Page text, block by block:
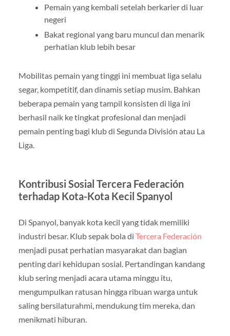
Pemain yang kembali setelah berkarier di luar
negeri
Bakat regional yang baru muncul dan menarik
perhatian klub lebih besar
Mobilitas pemain yang tinggi ini membuat liga selalu
segar, kompetitif, dan dinamis setiap musim. Bahkan
beberapa pemain yang tampil konsisten di liga ini
berhasil naik ke tingkat profesional dan menjadi
pemain penting bagi klub di Segunda División atau La
Liga.
Kontribusi Sosial Tercera Federación
terhadap Kota-Kota Kecil Spanyol
Di Spanyol, banyak kota kecil yang tidak memiliki
industri besar. Klub sepak bola di Tercera Federación
menjadi pusat perhatian masyarakat dan bagian
penting dari kehidupan sosial. Pertandingan kandang
klub sering menjadi acara utama minggu itu,
mengumpulkan ratusan hingga ribuan warga untuk
saling bersilaturahmi, mendukung tim mereka, dan
menikmati hiburan.